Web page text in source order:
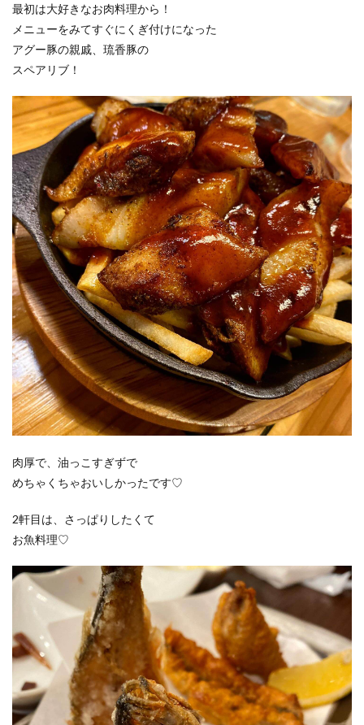
最初は大好きなお肉料理から！
メニューをみてすぐにくぎ付けになった
アグー豚の親戚、琉香豚の
スペアリブ！
肉厚で、油っこすぎずで
めちゃくちゃおいしかったです♡
2軒目は、さっぱりしたくて
お魚料理♡